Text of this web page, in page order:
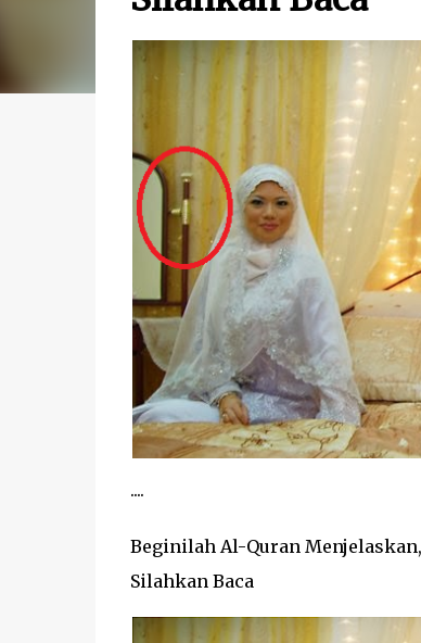
....
Beginilah Al-Quran
Silahkan Baca